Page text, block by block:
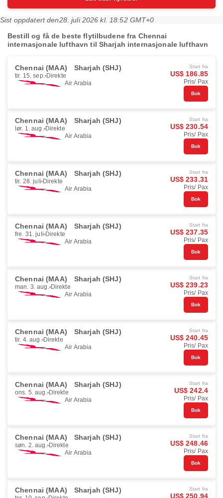
Sist oppdatert den28. juli 2026 kl. 18:52 GMT+0
Bestill og få de beste flytilbudene fra Chennai
internasjonale lufthavn til Sharjah internasjonale lufthavn
Chennai (MAA) Sharjah (SHJ)
tir. 15. sep. Direkte
Air Arabia
Start fra
US$ 186.85
Pris/ Pax
Bok
Chennai (MAA) Sharjah (SHJ)
lør. 1. aug. Direkte
Air Arabia
Start fra
US$ 230.54
Pris/ Pax
Bok
Chennai (MAA) Sharjah (SHJ)
tir. 28. juli Direkte
Air Arabia
Start fra
US$ 233.31
Pris/ Pax
Bok
Chennai (MAA) Sharjah (SHJ)
fre. 31. juli Direkte
Air Arabia
Start fra
US$ 237.35
Pris/ Pax
Bok
Chennai (MAA) Sharjah (SHJ)
man. 3. aug. Direkte
Air Arabia
Start fra
US$ 239.23
Pris/ Pax
Bok
Chennai (MAA) Sharjah (SHJ)
tir. 4. aug. Direkte
Air Arabia
Start fra
US$ 240.45
Pris/ Pax
Bok
Chennai (MAA) Sharjah (SHJ)
ons. 5. aug. Direkte
Air Arabia
Start fra
US$ 242.4
Pris/ Pax
Bok
Chennai (MAA) Sharjah (SHJ)
søn. 2. aug. Direkte
Air Arabia
Start fra
US$ 248.46
Pris/ Pax
Bok
Chennai (MAA) Sharjah (SHJ) Start fra
US$ 250.94